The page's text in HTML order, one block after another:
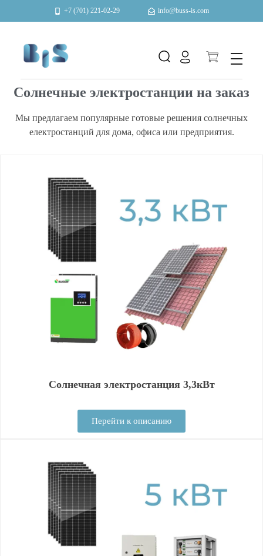
+7 (701) 221-02-29 info@buss-is.com
Автоматизация и энергоэффективность
Солнечные электростанции на заказ
Мы предлагаем популярные готовые решения солнечных
електростанций для дома, офиса или предприятия.
Солнечная электростанция 3,3кВт
Перейти к описанию